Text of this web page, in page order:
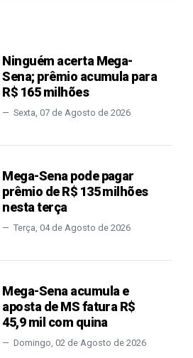
Ninguém acerta Mega-
Sena; prêmio acumula para
R$ 165 milhões
Sexta, 07 de Agosto de 2026
Mega-Sena pode pagar
prêmio de R$ 135 milhões
nesta terça
Terça, 04 de Agosto de 2026
Mega-Sena acumula e
aposta de MS fatura R$
45,9 mil com quina
Domingo, 02 de Agosto de 2026